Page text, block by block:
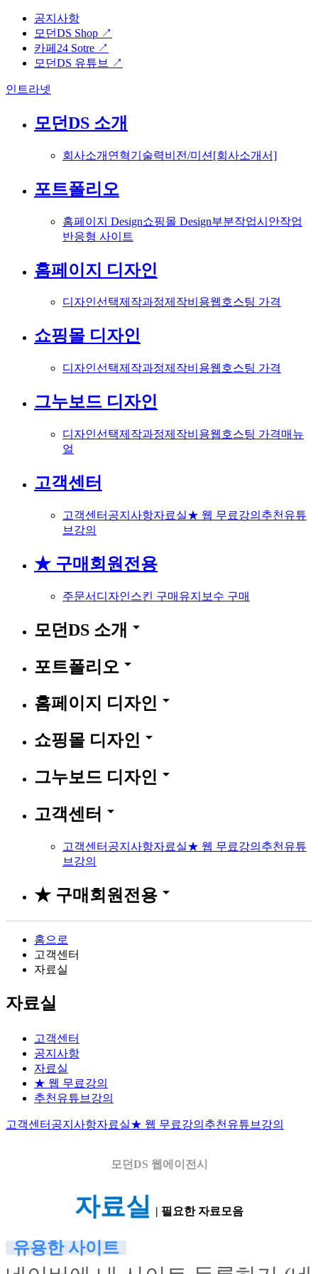
공지사항
모던DS Shop ↗
카페24 Sotre ↗
모던DS 유튜브 ↗
인트라넷
모던DS 소개
회사소개 연혁기술력비전/미션 [회사소개서]
포트폴리오
홈페이지 Design쇼핑몰 Design부분작업시안작업
반응형 사이트
홈페이지 디자인
디자인선택제작과정제작비용웹호스팅 가격
쇼핑몰 디자인
디자인선택제작과정제작비용웹호스팅 가격
그누보드 디자인
디자인선택제작과정제작비용웹호스팅 가격매뉴
얼
고객센터
고객센터 공지사항자료실★ 웹 무료강의 추천유튜
브강의
★ 구매회원전용
주문서 디자인스킨 구매 유지보수 구매
모던DS 소개 arrow_drop_down
포트폴리오 arrow_drop_down
홈페이지 디자인 arrow_drop_down
쇼핑몰 디자인 arrow_drop_down
그누보드 디자인 arrow_drop_down
고객센터 arrow_drop_down
고객센터 공지사항자료실★ 웹 무료강의 추천유튜
브강의
★ 구매회원전용 arrow_drop_down
홈으로
고객센터
자료실
자료실
고객센터
공지사항
자료실
★ 웹 무료강의
추천유튜브강의
고객센터 공지사항자료실★ 웹 무료강의 추천유튜브강의
모던DS 웹에이전시
자료실 | 필요한 자료모음
유용한 사이트